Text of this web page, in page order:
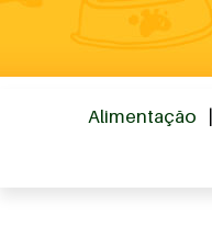
Alimentação